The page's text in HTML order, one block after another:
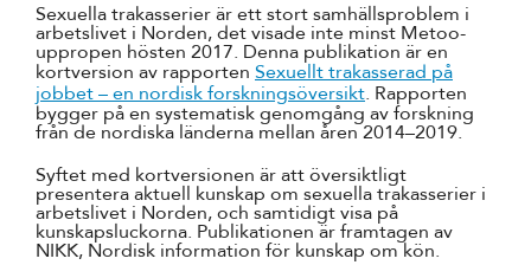
Sexuella trakasserier är ett stort samhällsproblem i
arbetslivet i Norden, det visade inte minst Metoo-
uppropen hösten 2017. Denna publikation är en
kortversion av rapporten Sexuellt trakasserad på
jobbet – en nordisk forskningsöversikt. Rapporten
bygger på en systematisk genomgång av forskning
från de nordiska länderna mellan åren 2014–2019.
Syftet med kortversionen är att översiktligt
presentera aktuell kunskap om sexuella trakasserier i
arbetslivet i Norden, och samtidigt visa på
kunskapsluckorna. Publikationen är framtagen av
NIKK, Nordisk information för kunskap om kön.